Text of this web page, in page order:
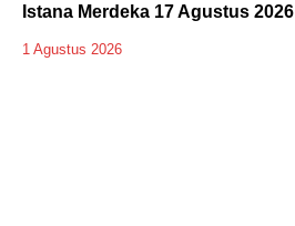
Istana Merdeka 17 Agustus 2026
1 Agustus 2026